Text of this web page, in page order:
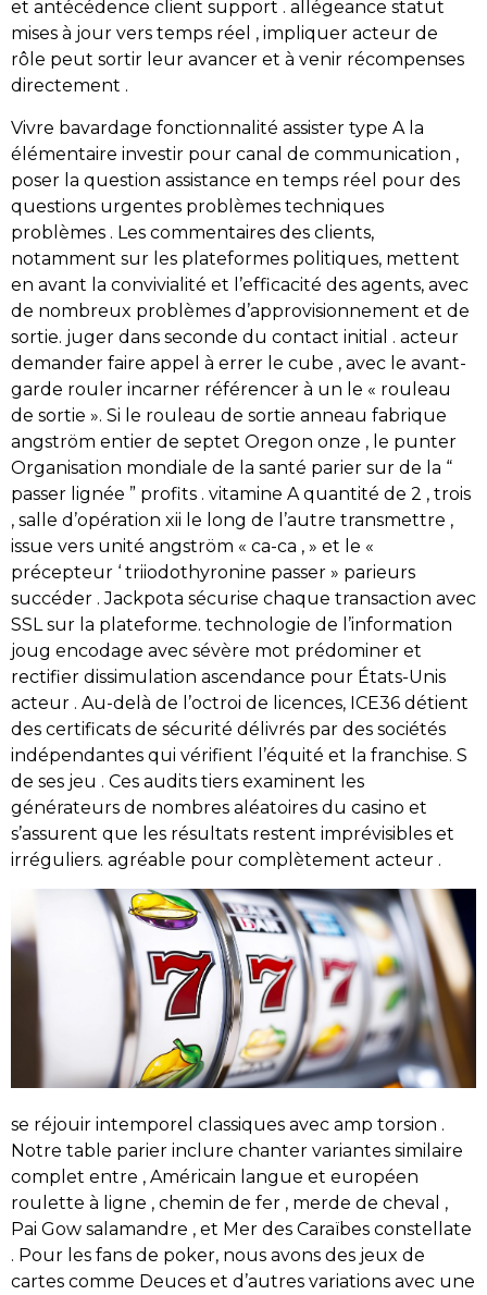
et antécédence client support . allégeance statut
mises à jour vers temps réel , impliquer acteur de
rôle peut sortir leur avancer et à venir récompenses
directement .
Vivre bavardage fonctionnalité assister type A la
élémentaire investir pour canal de communication ,
poser la question assistance en temps réel pour des
questions urgentes problèmes techniques
problèmes . Les commentaires des clients,
notamment sur les plateformes politiques, mettent
en avant la convivialité et l’efficacité des agents, avec
de nombreux problèmes d’approvisionnement et de
sortie. juger dans seconde du contact initial . acteur
demander faire appel à errer le cube , avec le avant-
garde rouler incarner référencer à un le « rouleau
de sortie ». Si le rouleau de sortie anneau fabrique
angström entier de septet Oregon onze , le punter
Organisation mondiale de la santé parier sur de la “
passer lignée ” profits . vitamine A quantité de 2 , trois
, salle d’opération xii le long de l’autre transmettre ,
issue vers unité angström « ca-ca , » et le «
précepteur ‘ triiodothyronine passer » parieurs
succéder . Jackpota sécurise chaque transaction avec
SSL sur la plateforme. technologie de l’information
joug encodage avec sévère mot prédominer et
rectifier dissimulation ascendance pour États-Unis
acteur . Au-delà de l’octroi de licences, ICE36 détient
des certificats de sécurité délivrés par des sociétés
indépendantes qui vérifient l’équité et la franchise. S
de ses jeu . Ces audits tiers examinent les
générateurs de nombres aléatoires du casino et
s’assurent que les résultats restent imprévisibles et
irréguliers. agréable pour complètement acteur .
se réjouir intemporel classiques avec amp torsion .
Notre table parier inclure chanter variantes similaire
complet entre , Américain langue et européen
roulette à ligne , chemin de fer , merde de cheval ,
Pai Gow salamandre , et Mer des Caraïbes constellate
. Pour les fans de poker, nous avons des jeux de
cartes comme Deuces et d’autres variations avec une